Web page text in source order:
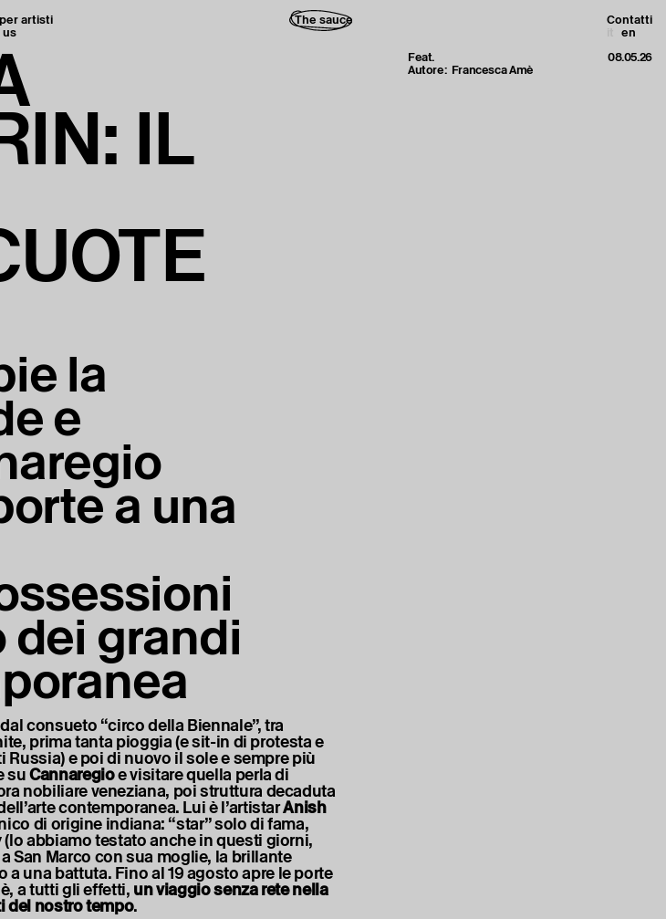
artisti
us
The sauce Contatti
en
IL
la
e
a una
grandi
Feat.
Autore: Francesca Amè
08.05.26
consueto “circo della Biennale”, tra
prima tanta pioggia (e sit-in di protesta e
e poi di nuovo il sole e sempre più
suCannaregioe visitare quella perla di
nobiliare veneziana, poi struttura decaduta
contemporanea. Lui è l’artistarAnish
di origine indiana: “star” solo di fama,
abbiamo testato anche in questi giorni,
San Marco con sua moglie, la brillante
a una battuta. Fino al 19 agosto apre le porte
a tutti gli effetti, un viaggio senza rete nella
del nostro tempo.